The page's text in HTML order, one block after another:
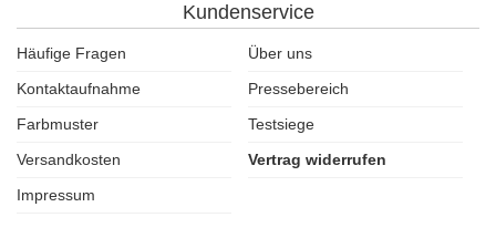
Kundenservice
Häufige Fragen
Über uns
Kontaktaufnahme
Pressebereich
Farbmuster
Testsiege
Versandkosten
Vertrag widerrufen
Impressum